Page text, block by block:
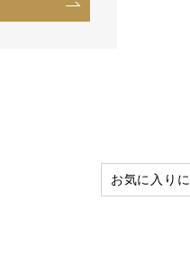
お気に入り